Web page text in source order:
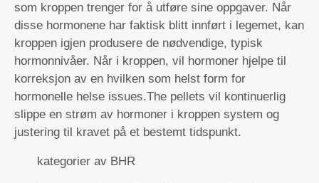
som kroppen trenger for å utføre sine oppgaver. Når
disse hormonene har faktisk blitt innført i legemet, kan
kroppen igjen produsere de nødvendige, typisk
hormonnivåer. Når i kroppen, vil hormoner hjelpe til
korreksjon av en hvilken som helst form for
hormonelle helse issues.The pellets vil kontinuerlig
slippe en strøm av hormoner i kroppen system og
justering til kravet på et bestemt tidspunkt.
kategorier av BHR